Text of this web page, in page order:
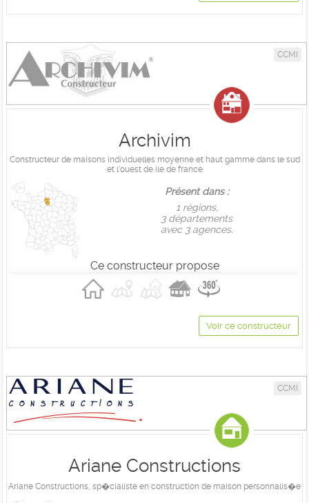
CCMI
Archivim
Constructeur de maisons individuelles moyenne et haut gamme dans le sud
et l'ouest de ile de france
Présent dans :
1 règions,
3 départements
avec 3 agences.
Ce constructeur propose
Voir ce constructeur
CCMI
Ariane Constructions
Ariane Constructions, sp�cialiste en construction de maison personnalis�e